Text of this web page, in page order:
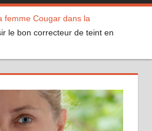
femme Cougar dans la
le bon correcteur de teint en